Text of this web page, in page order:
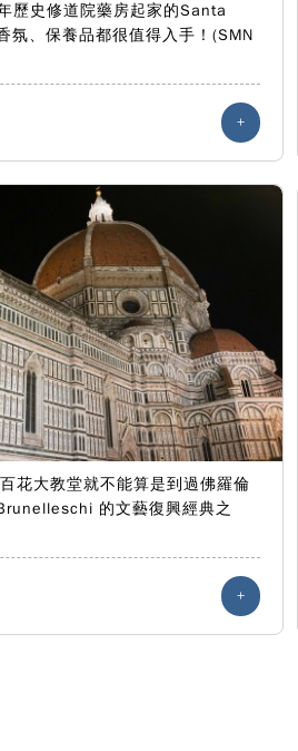
歷史修道院藥房起家的Santa
氛、保養品都很值得入手！(SMN
+
花大教堂就不能算是到過佛羅倫
的文藝復興經典之
+